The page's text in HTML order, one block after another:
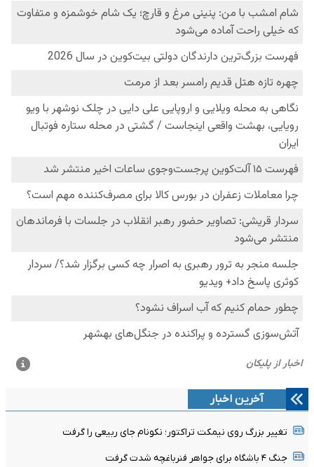
آخرین اخبار
تغییر بزرگ روی نیمکت تراکتور؛ نکونام جای ربیعی را گرفت
جنگ ۴ باشگاه برای جواهر فنرباغچه شدت گرفت